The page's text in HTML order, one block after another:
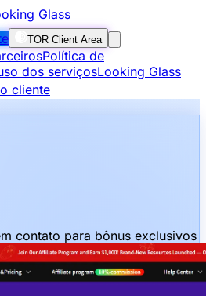
Glass
TOR Client Area
Política de
dos serviçosLooking Glass
cliente
contato para bônus exclusivos